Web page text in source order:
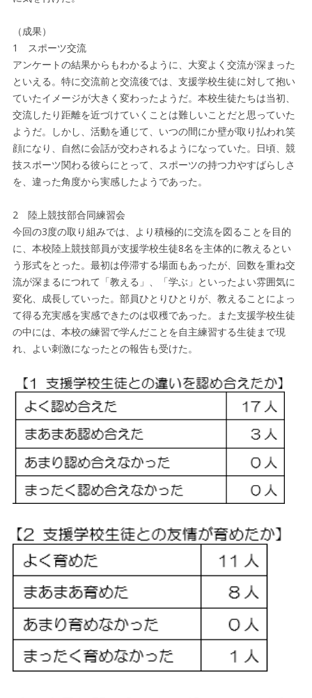
（成果）
1 スポーツ交流
アンケートの結果からもわかるように、大変よく交流が深まった
といえる。特に交流前と交流後では、支援学校生徒に対して抱い
ていたイメージが大きく変わったようだ。本校生徒たちは当初、
交流したり距離を近づけていくことは難しいことだと思っていた
ようだ。しかし、活動を通じて、いつの間にか壁が取り払われ笑
顔になり、自然に会話が交わされるようになっていた。日頃、競
技スポーツ関わる彼らにとって、スポーツの持つ力やすばらしさ
を、違った角度から実感したようであった。
2 陸上競技部合同練習会
今回の3度の取り組みでは、より積極的に交流を図ることを目的
に、本校陸上競技部員が支援学校生徒8名を主体的に教えるとい
う形式をとった。最初は停滞する場面もあったが、回数を重ね交
流が深まるにつれて「教える」、「学ぶ」といったよい雰囲気に
変化、成長していった。部員ひとりひとりが、教えることによっ
て得る充実感を実感できたのは収穫であった。また支援学校生徒
の中には、本校の練習で学んだことを自主練習する生徒まで現
れ、よい刺激になったとの報告も受けた。